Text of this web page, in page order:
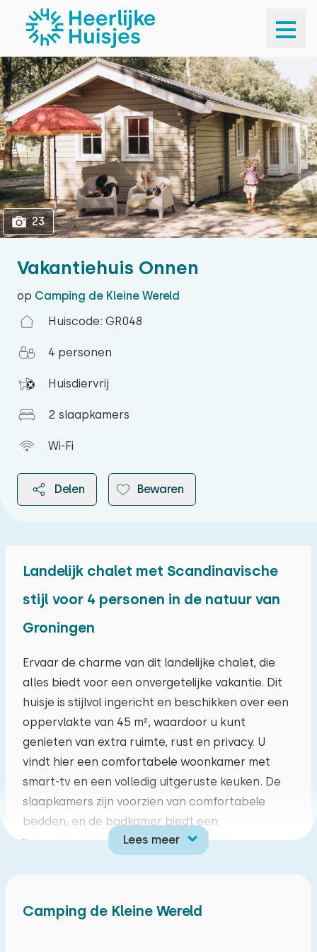
1
Vakantiehuis Onnen
op Camping de Kleine Wereld
Huiscode: GR048
4 personen
Huisdiervrij
2 slaapkamers
Wi-Fi
Delen Bewaren
23
Landelijk chalet met Scandinavische
stijl voor 4 personen in de natuur van
Groningen
Ervaar de charme van dit landelijke chalet, die
alles biedt voor een onvergetelijke vakantie. Dit
huisje is stijlvol ingericht en beschikken over een
oppervlakte van 45 m², waardoor u kunt
genieten van extra ruimte, rust en privacy. U
vindt hier een comfortabele woonkamer met
smart-tv en een volledig uitgeruste keuken. De
slaapkamers zijn voorzien van comfortabele
bedden, en de badkamer biedt een
inloopdouche en toilet. Met airconditioning en
persoon mee kan nemen. Dit vakantiehuis is
Lees meer
ma di wo do vr za zo
27 28 29 30 31 01 02
03 04 05 06 07 08
10 11 12 13 14 15 16
17 18 19 20 21 22
Camping de Kleine Wereld